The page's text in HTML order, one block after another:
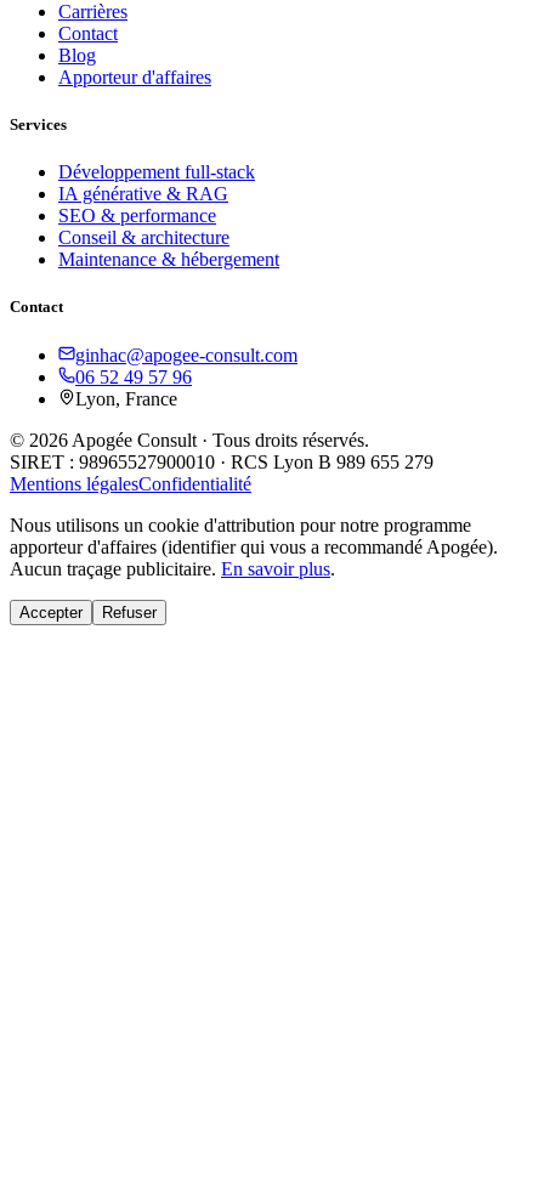
Carrières
Contact
Blog
Apporteur d'affaires
Services
Développement full-stack
IA générative & RAG
SEO & performance
Conseil & architecture
Maintenance & hébergement
Contact
ginhac@apogee-consult.com
06 52 49 57 96
Lyon, France
© 2026 Apogée Consult · Tous droits réservés.
SIRET : 98965527900010 · RCS Lyon B 989 655 279
Mentions légalesConfidentialité
Nous utilisons un cookie d'attribution pour notre programme
apporteur d'affaires (identifier qui vous a recommandé Apogée).
Aucun traçage publicitaire. En savoir plus.
Accepter Refuser